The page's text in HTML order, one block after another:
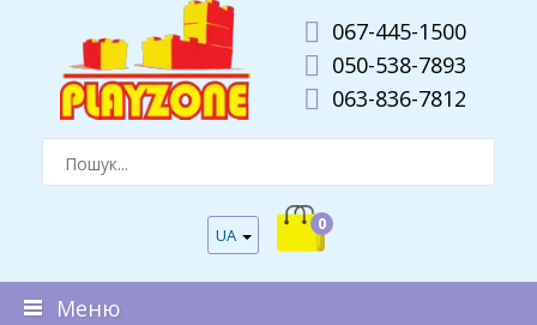
067-445-1500
050-538-7893
063-836-7812
UA
0
Меню